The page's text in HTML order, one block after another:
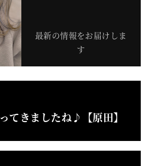
最新の情報をお届けしま
す
てきましたね♪【原田】